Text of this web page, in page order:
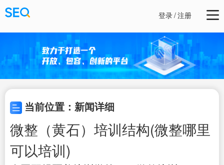
登录/注册
当前位置：新闻详细
微整（黄石）培训结构(微整哪里
可以培训)